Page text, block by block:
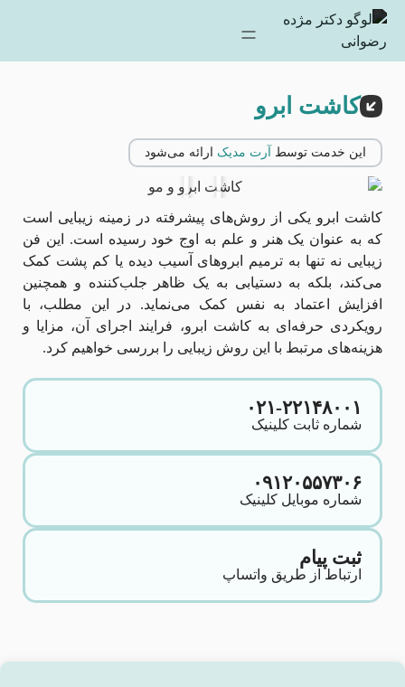
کاشت ابرو
این خدمت توسط آرت مدیک ارائه می‌شود
کاشت ابرو یکی از روش‌های پیشرفته در زمینه زیبایی است
که به عنوان یک هنر و علم به اوج خود رسیده است. این فن
زیبایی نه تنها به ترمیم ابروهای آسیب دیده یا کم پشت کمک
می‌کند، بلکه به دستیابی به یک ظاهر جلب‌کننده و همچنین
افزایش اعتماد به نفس کمک می‌نماید. در این مطلب، با
رویکردی حرفه‌ای به کاشت ابرو، فرایند اجرای آن، مزایا و
هزینه‌های مرتبط با این روش زیبایی را بررسی خواهیم کرد.
۰۲۱-۲۲۱۴۸۰۰۱
شماره ثابت کلینیک
۰۹۱۲۰۵۵۷۳۰۶
شماره موبایل کلینیک
ثبت پیام
ارتباط از طریق واتساپ